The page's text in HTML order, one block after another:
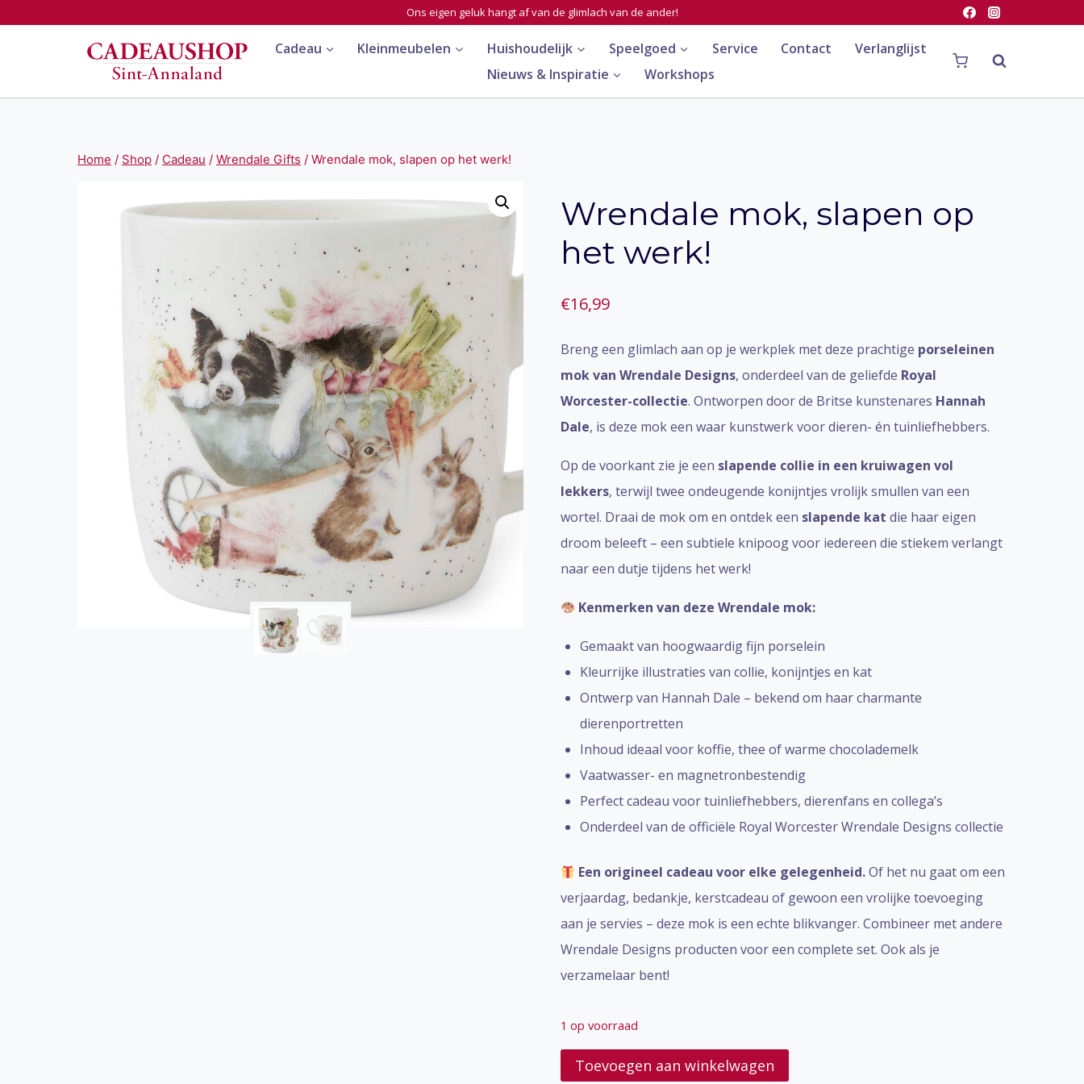
Ons eigen geluk hangt af van de glimlach van de ander!
Cadeau Kleinmeubelen Huishoudelijk Speelgoed Service Contact
Verlanglijst
Nieuws & Inspiratie
Workshops
Home / Shop / Cadeau / Wrendale Gifts / Wrendale mok, slapen op het werk!
Wrendale mok, slapen op
het werk!
€16,99
Breng een glimlach aan op je werkplek met deze prachtige porseleinen
mok van Wrendale Designs, onderdeel van de geliefde Royal
Worcester-collectie. Ontworpen door de Britse kunstenares Hannah
Dale, is deze mok een waar kunstwerk voor dieren- én tuinliefhebbers.
Op de voorkant zie je een slapende collie in een kruiwagen vol
lekkers, terwijl twee ondeugende konijntjes vrolijk smullen van een
wortel. Draai de mok om en ontdek een slapende kat die haar eigen
droom beleeft – een subtiele knipoog voor iedereen die stiekem verlangt
naar een dutje tijdens het werk!
Kenmerken van deze Wrendale mok:
Gemaakt van hoogwaardig fijn porselein
Kleurrijke illustraties van collie, konijntjes en kat
Ontwerp van Hannah Dale – bekend om haar charmante
dierenportretten
Inhoud ideaal voor koffie, thee of warme chocolademelk
Vaatwasser- en magnetronbestendig
Perfect cadeau voor tuinliefhebbers, dierenfans en collega’s
Onderdeel van de officiële Royal Worcester Wrendale Designs collectie
Een origineel cadeau voor elke gelegenheid.Of het nu gaat om een
verjaardag, bedankje, kerstcadeau of gewoon een vrolijke toevoeging
aan je servies – deze mok is een echte blikvanger. Combineer met andere
Wrendale Designs producten voor een complete set. Ook als je
verzamelaar bent!
1 op voorraad
Wrendale
Toevoegen aan winkelwagen